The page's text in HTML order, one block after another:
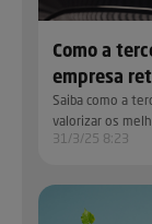
Como a
empresa
Saiba como a
valorizar os
31/3/25 8:23